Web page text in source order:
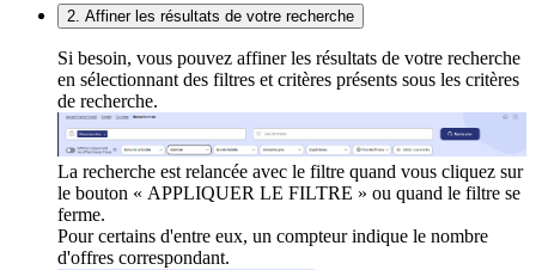
2. Affiner les résultats de votre recherche
Si besoin, vous pouvez affiner les résultats de votre recherche
en sélectionnant des filtres et critères présents sous les critères
de recherche.
La recherche est relancée avec le filtre quand vous cliquez sur
le bouton « APPLIQUER LE FILTRE » ou quand le filtre se
ferme.
Pour certains d'entre eux, un compteur indique le nombre
d'offres correspondant.